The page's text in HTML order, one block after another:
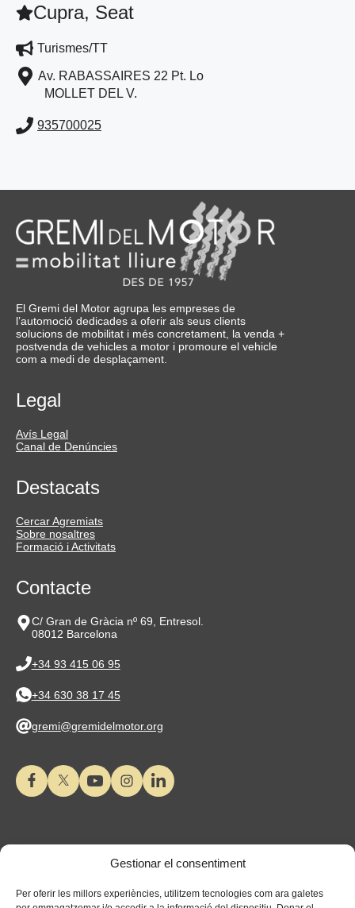
Gestionar el consentiment
Per oferir les millors experiències, utilitzem tecnologies com ara galetes
Cupra, Seat
Turismes/TT
Av. RABASSAIRES 22 Pt. Lo
MOLLET DEL V.
935700025
El Gremi del Motor agrupa les empreses de
l’automoció dedicades a oferir als seus clients
solucions de mobilitat i més concretament, la venda +
postvenda de vehicles a motor i promoure el vehicle
com a medi de desplaçament.
Legal
Avís Legal
Canal de Denúncies
Destacats
Cercar Agremiats
Sobre nosaltres
Formació i Activitats
Contacte
C/ Gran de Gràcia nº 69, Entresol.
08012 Barcelona
+34 93 415 06 95
+34 630 38 17 45
gremi@gremidelmotor.org